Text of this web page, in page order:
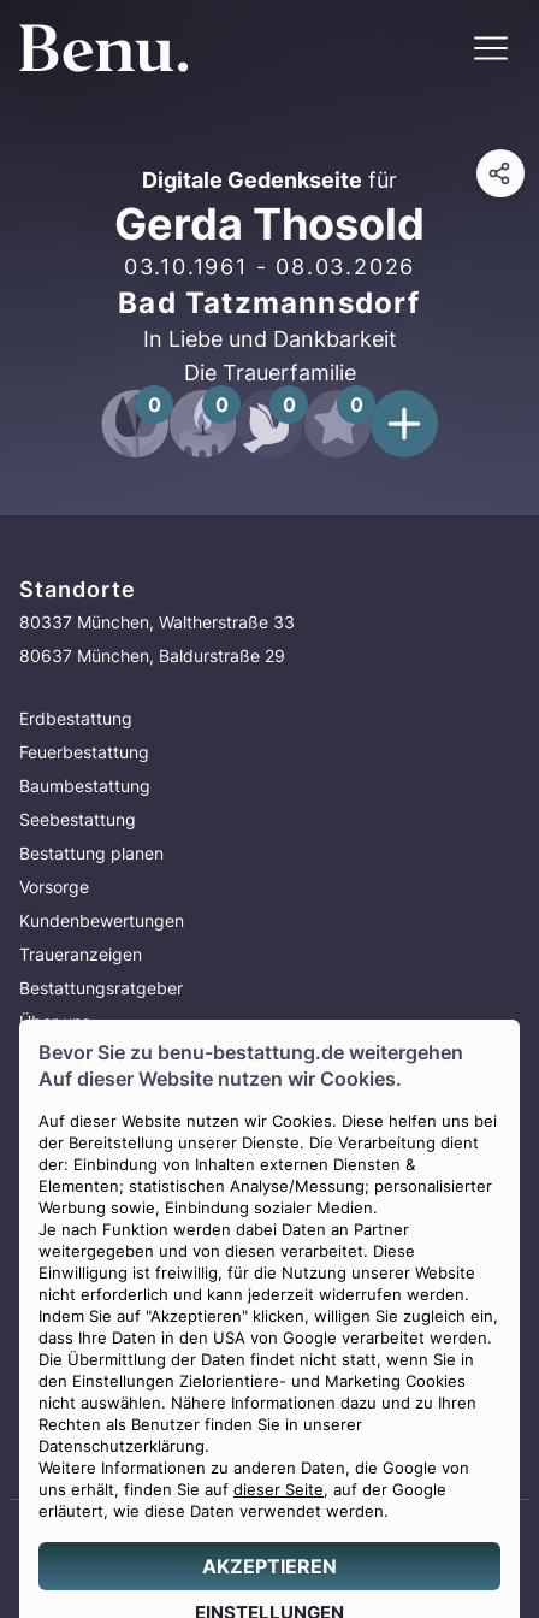
Bevor Sie zu benu-bestattung.de weitergehen
Auf dieser Website nutzen wir Cookies.
Auf dieser Website nutzen wir Cookies. Diese helfen uns bei
der Bereitstellung unserer Dienste. Die Verarbeitung dient
der: Einbindung von Inhalten externen Diensten &
Elementen; statistischen Analyse/Messung; personalisierter
Werbung sowie, Einbindung sozialer Medien.
Je nach Funktion werden dabei Daten an Partner
weitergegeben und von diesen verarbeitet. Diese
Einwilligung ist freiwillig, für die Nutzung unserer Website
nicht erforderlich und kann jederzeit widerrufen werden.
Indem Sie auf "Akzeptieren" klicken, willigen Sie zugleich ein,
dass Ihre Daten in den USA von Google verarbeitet werden.
Die Übermittlung der Daten findet nicht statt, wenn Sie in
den Einstellungen Zielorientiere- und Marketing Cookies
nicht auswählen. Nähere Informationen dazu und zu Ihren
Rechten als Benutzer finden Sie in unserer
Datenschutzerklärung.
Weitere Informationen zu anderen Daten, die Google von
uns erhält, finden Sie auf dieser Seite, auf der Google
erläutert, wie diese Daten verwendet werden.
AKZEPTIEREN
EINSTELLUNGEN
Digitale Gedenkseite für
Gerda Thosold
03.10.1961 - 08.03.2026
Bad Tatzmannsdorf
In Liebe und Dankbarkeit
Die Trauerfamilie
0 0 0 0
Standorte
80337 München, Waltherstraße 33
80637 München, Baldurstraße 29
Erdbestattung
Feuerbestattung
Baumbestattung
Seebestattung
Bestattung planen
Vorsorge
Kundenbewertungen
Traueranzeigen
Bestattungsratgeber
Über uns
Presse
AGB
Impressum
Datenschutz
Widerrufsbelehrung
Zahlungsmöglichkeiten
Mitglied im Bestatterverband Bayern
Staatlich geprüfter
© 2026 Benu GmbH. Alle Rechte vorbehalten.